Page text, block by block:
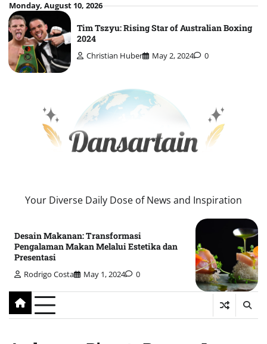
Skip
to
content
Monday, August 10, 2026
Tim Tszyu: Rising Star of Australian Boxing
2024
Christian Huber May 2, 2024 0
Your Diverse Daily Dose of News and Inspiration
Desain Makanan: Transformasi
Pengalaman Makan Melalui Estetika dan
Presentasi
Rodrigo Costa May 1, 2024 0